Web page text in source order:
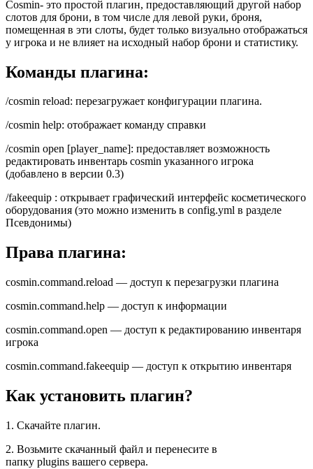
Cosmin- это простой плагин, предоставляющий другой набор
слотов для брони, в том числе для левой руки, броня,
помещенная в эти слоты, будет только визуально отображаться
у игрока и не влияет на исходный набор брони и статистику.
Команды плагина:
/cosmin reload: перезагружает конфигурации плагина.
/cosmin help: отображает команду справки
/cosmin open [player_name]: предоставляет возможность
редактировать инвентарь cosmin указанного игрока
(добавлено в версии 0.3)
/fakeequip : открывает графический интерфейс косметического
оборудования (это можно изменить в config.yml в разделе
Псевдонимы)
Права плагина:
cosmin.command.reload — доступ к перезагрузки плагина
cosmin.command.help — доступ к информации
cosmin.command.open — доступ к редактированию инвентаря
игрока
cosmin.command.fakeequip — доступ к открытию инвентаря
Как установить плагин?
1. Скачайте плагин.
2. Возьмите скачанный файл и перенесите в
папку plugins вашего сервера.